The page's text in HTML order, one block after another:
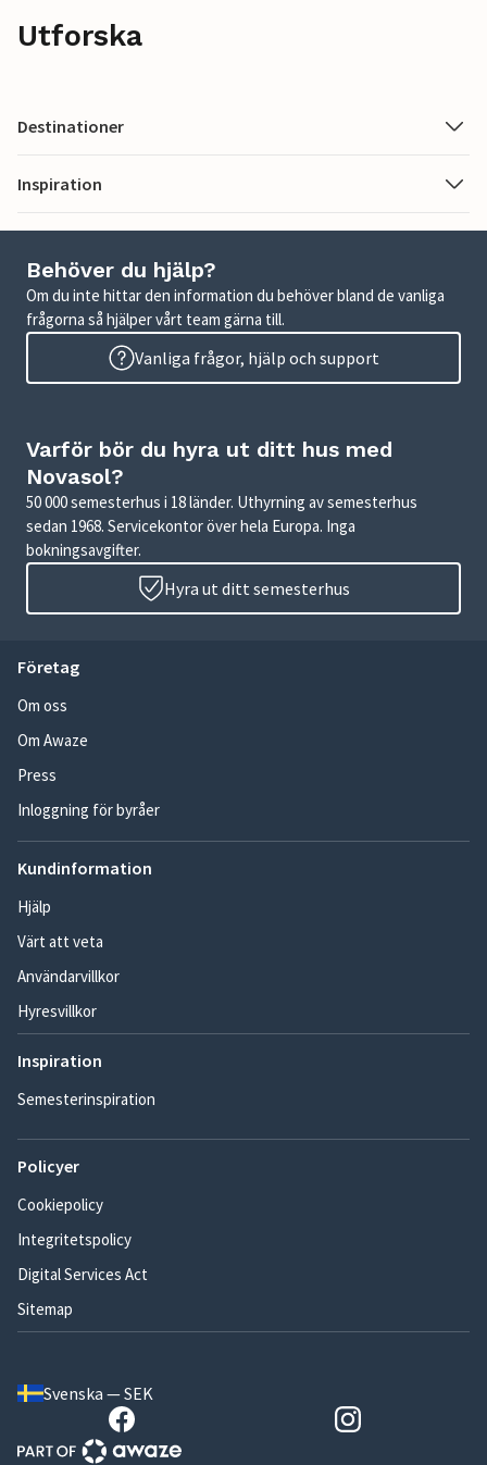
Utforska
Destinationer
Inspiration
Behöver du hjälp?
Om du inte hittar den information du behöver bland de vanliga
frågorna så hjälper vårt team gärna till.
Vanliga frågor, hjälp och support
Varför bör du hyra ut ditt hus med
Novasol?
50 000 semesterhus i 18 länder. Uthyrning av semesterhus
sedan 1968. Servicekontor över hela Europa. Inga
bokningsavgifter.
Hyra ut ditt semesterhus
Företag
Om oss
Om Awaze
Press
Inloggning för byråer
Kundinformation
Hjälp
Värt att veta
Användarvillkor
Hyresvillkor
Inspiration
Semesterinspiration
Policyer
Cookiepolicy
Integritetspolicy
Digital Services Act
Sitemap
Svenska — SEK